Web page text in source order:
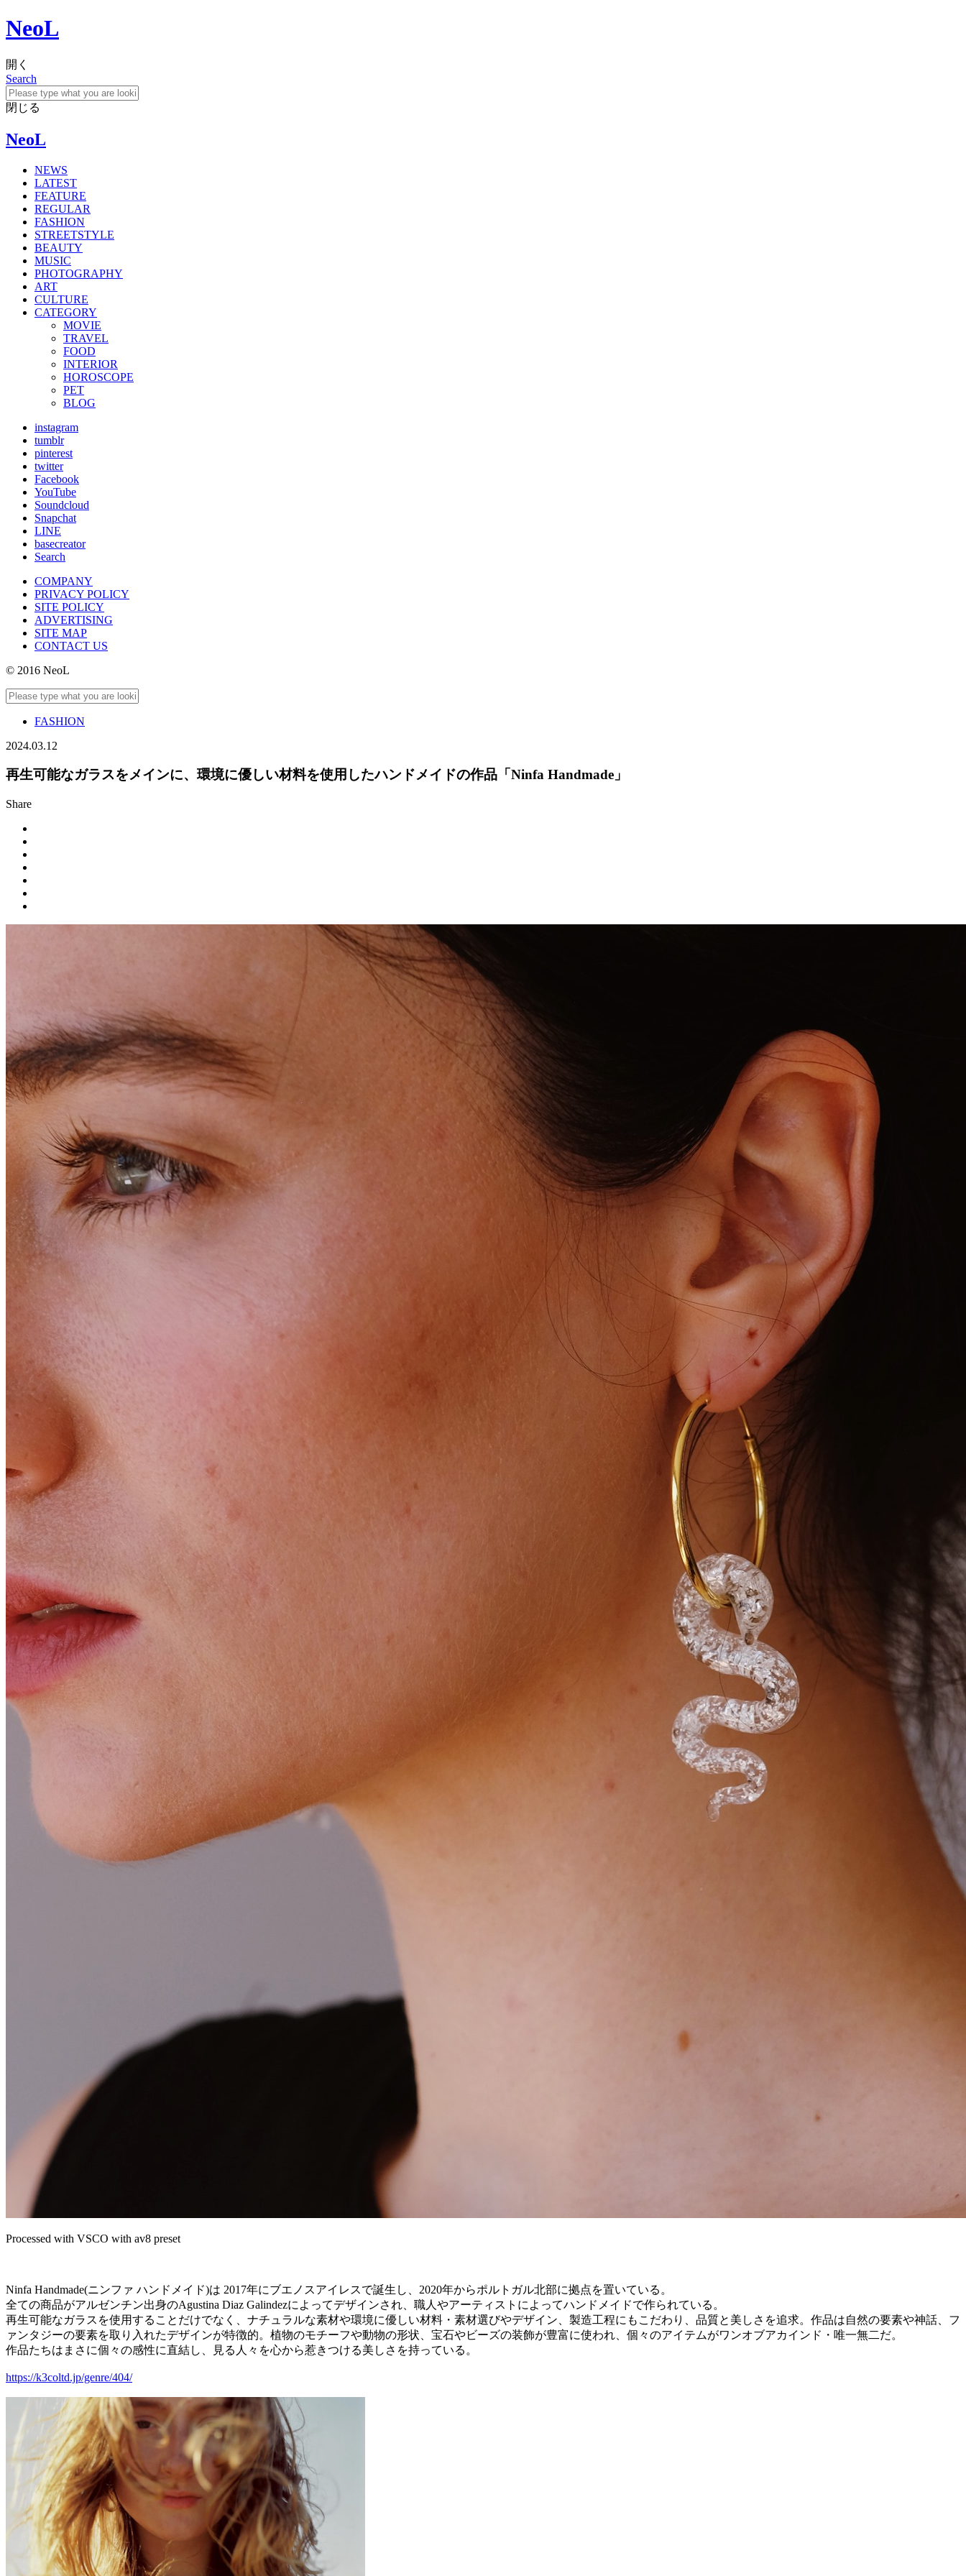
NeoL
開く
Search
閉じる
NeoL
NEWS
LATEST
FEATURE
REGULAR
FASHION
STREETSTYLE
BEAUTY
MUSIC
PHOTOGRAPHY
ART
CULTURE
CATEGORY
MOVIE
TRAVEL
FOOD
INTERIOR
HOROSCOPE
PET
BLOG
instagram
tumblr
pinterest
twitter
Facebook
YouTube
Soundcloud
Snapchat
LINE
basecreator
Search
COMPANY
PRIVACY POLICY
SITE POLICY
ADVERTISING
SITE MAP
CONTACT US
© 2016 NeoL
FASHION
2024.03.12
再生可能なガラスをメインに、環境に優しい材料を使用したハンドメイドの作品「Ninfa Handmade」
Share
Processed with VSCO with av8 preset
Ninfa Handmade(ニンファ ハンドメイド)は 2017年にブエノスアイレスで誕生し、2020年からポルトガル北部に拠点を置いている。
全ての商品がアルゼンチン出身のAgustina Diaz Galindezによってデザインされ、職人やアーティストによってハンドメイドで作られている。
再生可能なガラスを使用することだけでなく、ナチュラルな素材や環境に優しい材料・素材選びやデザイン、製造工程にもこだわり、品質と美しさを追求。作品は自然の要素や神話、フ
ァンタジーの要素を取り入れたデザインが特徴的。植物のモチーフや動物の形状、宝石やビーズの装飾が豊富に使われ、個々のアイテムがワンオブアカインド・唯一無二だ。
作品たちはまさに個々の感性に直結し、見る人々を心から惹きつける美しさを持っている。
https://k3coltd.jp/genre/404/